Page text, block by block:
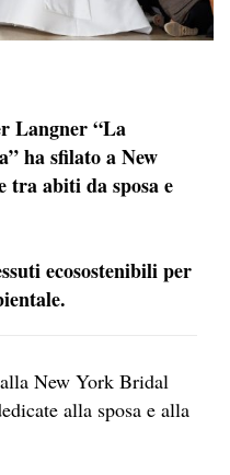
Langner “La
ha sfilato a New
tra abiti da sposa e
ecosostenibili per
New York Bridal
alla sposa e alla